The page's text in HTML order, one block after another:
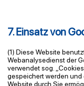
7. Einsatz von
(1) Diese Website
Webanalysedienst der
verwendet sog.
gespeichert werden
Website durch Sie